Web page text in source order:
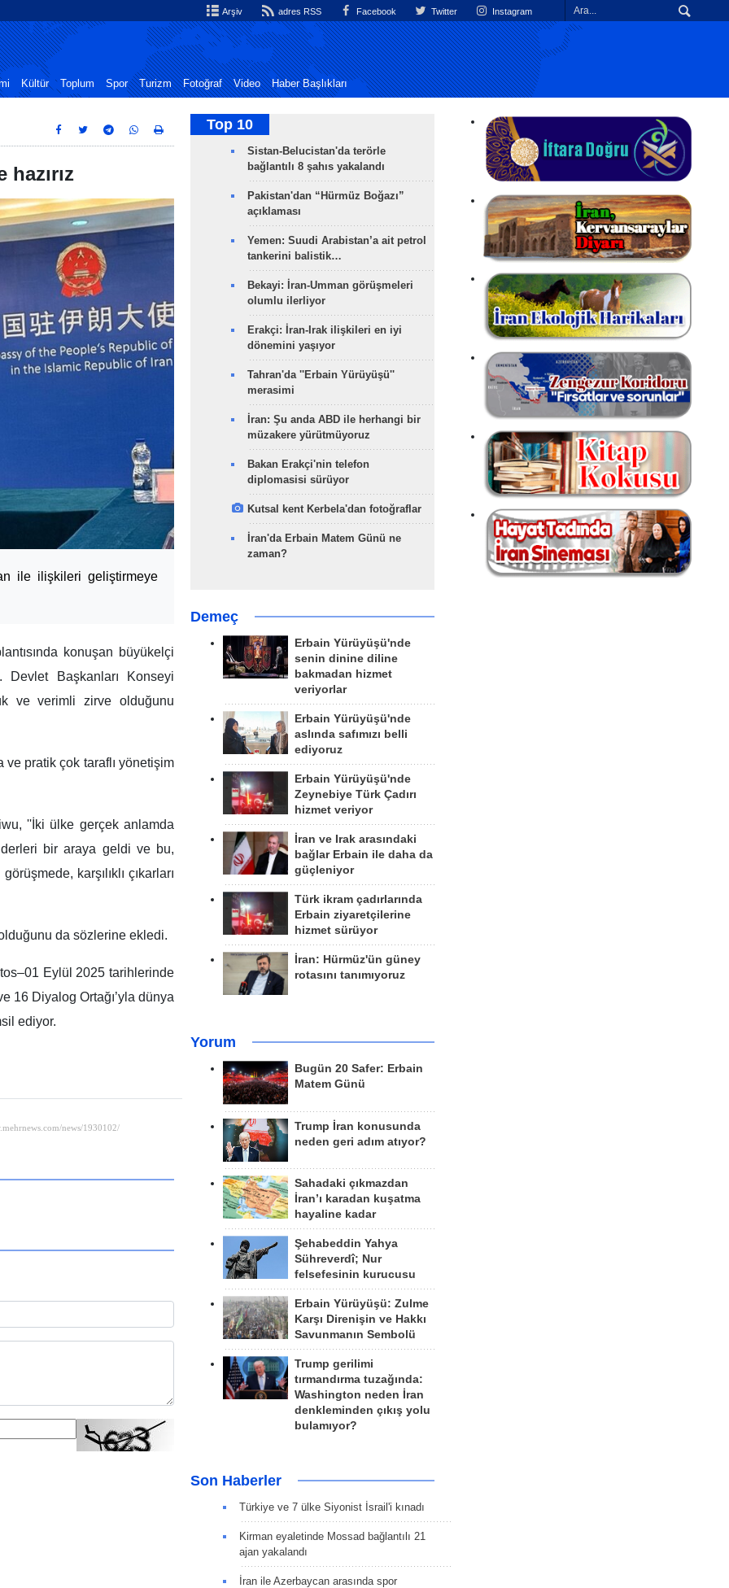
Arşiv adres RSS Facebook Twitter Instagram
Kültür Toplum Spor Turizm Fotoğraf Video Haber Başlıkları
ile ilişkileri geliştirmeye
konuşan büyükelçi
Başkanları Konseyi
ve verimli zirve olduğunu
ve pratik çok taraflı yönetişim
''İki ülke gerçek anlamda
bir araya geldi ve bu,
karşılıklı çıkarları
da sözlerine ekledi.
Eylül 2025 tarihlerinde
16 Diyalog Ortağı’yla dünya
ediyor.
Top 10
Sistan-Belucistan'da terörle
bağlantılı 8 şahıs yakalandı
Pakistan'dan “Hürmüz Boğazı”
açıklaması
Yemen: Suudi Arabistan’a ait petrol
tankerini balistik…
Bekayi: İran-Umman görüşmeleri
olumlu ilerliyor
Erakçi: İran-Irak ilişkileri en iyi
dönemini yaşıyor
Tahran'da ''Erbain Yürüyüşü''
merasimi
İran: Şu anda ABD ile herhangi bir
müzakere yürütmüyoruz
Bakan Erakçi'nin telefon
diplomasisi sürüyor
Kutsal kent Kerbela'dan fotoğraflar
İran'da Erbain Matem Günü ne
zaman?
Demeç
Erbain Yürüyüşü'nde
senin dinine diline
bakmadan hizmet
veriyorlar
Erbain Yürüyüşü'nde
aslında safımızı belli
ediyoruz
Erbain Yürüyüşü'nde
Zeynebiye Türk Çadırı
hizmet veriyor
İran ve Irak arasındaki
bağlar Erbain ile daha da
güçleniyor
Türk ikram çadırlarında
Erbain ziyaretçilerine
hizmet sürüyor
İran: Hürmüz'ün güney
rotasını tanımıyoruz
Yorum
Bugün 20 Safer: Erbain
Matem Günü
Trump İran konusunda
neden geri adım atıyor?
Sahadaki çıkmazdan
İran’ı karadan kuşatma
hayaline kadar
Şehabeddin Yahya
Sühreverdî; Nur
felsefesinin kurucusu
Erbain Yürüyüşü: Zulme
Karşı Direnişin ve Hakkı
Savunmanın Sembolü
Trump gerilimi
tırmandırma tuzağında:
Washington neden İran
denkleminden çıkış yolu
bulamıyor?
Son Haberler
Türkiye ve 7 ülke Siyonist İsrail'i kınadı
Kirman eyaletinde Mossad bağlantılı 21
ajan yakalandı
İran ile Azerbaycan arasında spor